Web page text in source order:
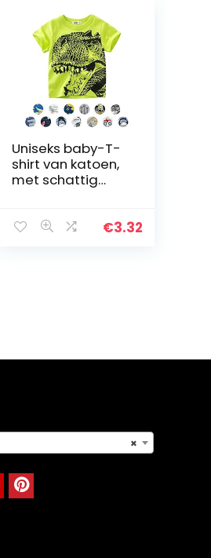
Uniseks baby-T-
shirt van katoen,
met schattig
tops voor 1-7 jaar
€3.32
×